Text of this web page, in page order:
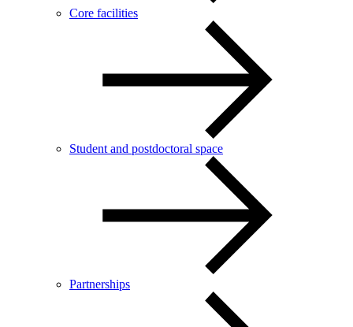
Core facilities
Student and postdoctoral space
Partnerships